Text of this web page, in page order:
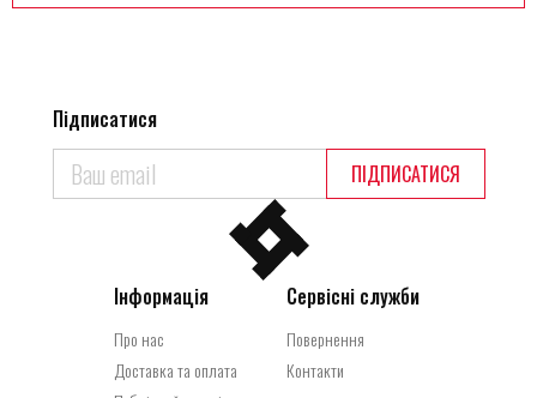
Інформація
Про нас
Доставка та оплата
Сервісні служби
Повернення
Контакти
Підписатися
ПІДПИСАТИСЯ